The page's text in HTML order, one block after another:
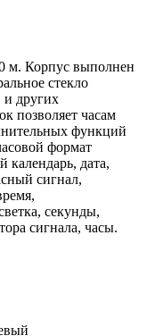
м. Корпус выполнен
стекло
и других
позволяет часам
функций
формат
календарь, дата,
сигнал,
секунды,
сигнала, часы.